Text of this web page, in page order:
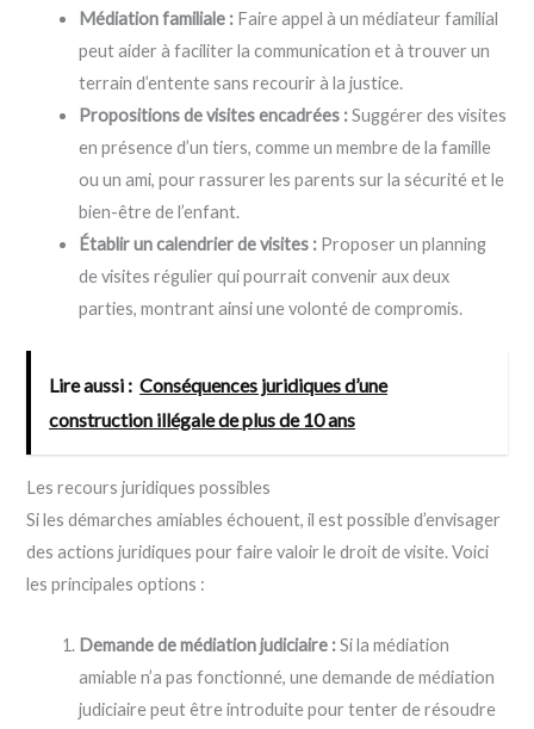
Médiation familiale : Faire appel à un médiateur familial
peut aider à faciliter la communication et à trouver un
terrain d’entente sans recourir à la justice.
Propositions de visites encadrées :Suggérer des visites
en présence d’un tiers, comme un membre de la famille
ou un ami, pour rassurer les parents sur la sécurité et le
bien-être de l’enfant.
Établir un calendrier de visites : Proposer un planning
de visites régulier qui pourrait convenir aux deux
parties, montrant ainsi une volonté de compromis.
Lire aussi : Conséquences juridiques d’une
construction illégale de plus de 10 ans
Les recours juridiques possibles
Si les démarches amiables échouent, il est possible d’envisager
des actions juridiques pour faire valoir le droit de visite. Voici
les principales options :
Demande de médiation judiciaire :Si la médiation
amiable n’a pas fonctionné, une demande de médiation
judiciaire peut être introduite pour tenter de résoudre